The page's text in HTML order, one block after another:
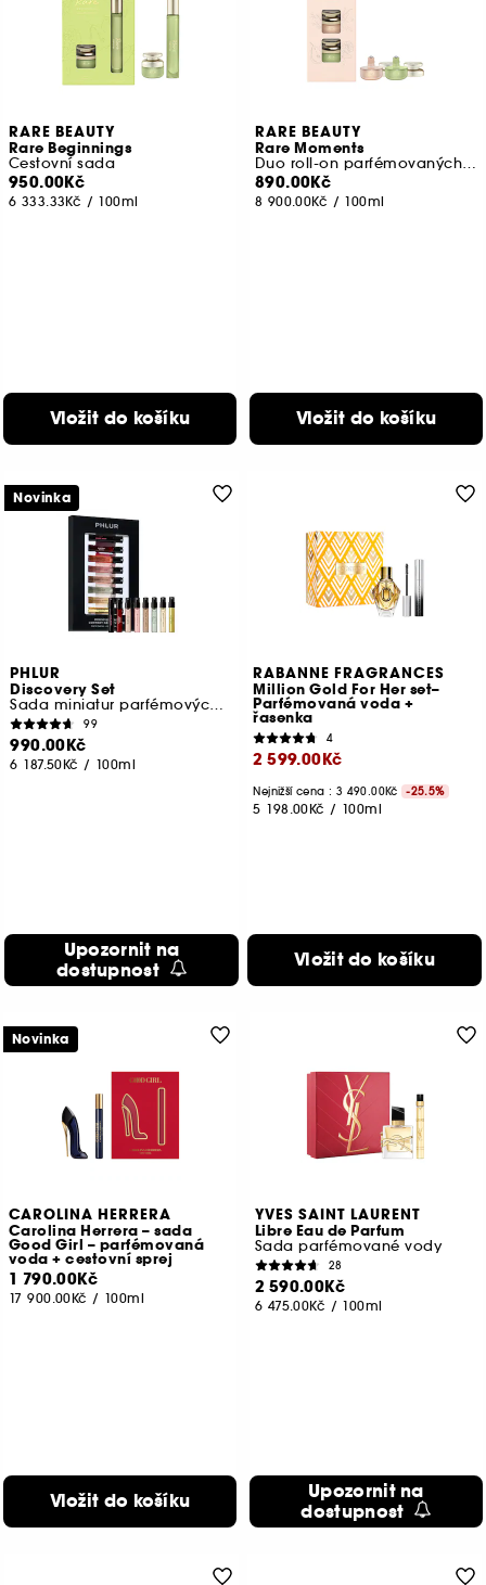
RARE BEAUTY
Rare Beginnings
Cestovní sada
950.00Kč
6 333.33Kč / 100ml
Vložit do košíku
RARE BEAUTY
Rare Moments
Duo roll-on parfémovaných vod
890.00Kč
8 900.00Kč / 100ml
Vložit do košíku
PHLUR
Discovery Set
Sada miniatur parfémových vod v cestovním balení
99
990.00Kč
6 187.50Kč / 100ml
Upozornit na
dostupnost
Novinka
RABANNE FRAGRANCES
Million Gold For Her set–
Parfémovaná voda +
řasenka
4
2 599.00Kč
Nejnižší cena : 3 490.00Kč -25.5%
5 198.00Kč / 100ml
Vložit do košíku
CAROLINA HERRERA
Carolina Herrera – sada
Good Girl – parfémovaná
voda + cestovní sprej
1 790.00Kč
17 900.00Kč / 100ml
Vložit do košíku
Novinka
YVES SAINT LAURENT
Libre Eau de Parfum
Sada parfémované vody
28
2 590.00Kč
6 475.00Kč / 100ml
Upozornit na
dostupnost